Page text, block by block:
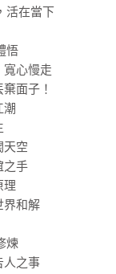
活在當下
悟
寬心慢走
面子！
潮
天空
之手
理
界和解
煉
人之事